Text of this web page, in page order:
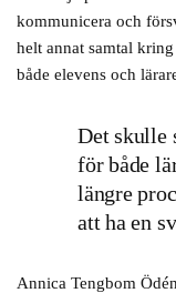
kommunicera och
helt annat samtal
både elevens och
Det skulle
för både
längre
att ha en
Annica Tengbom